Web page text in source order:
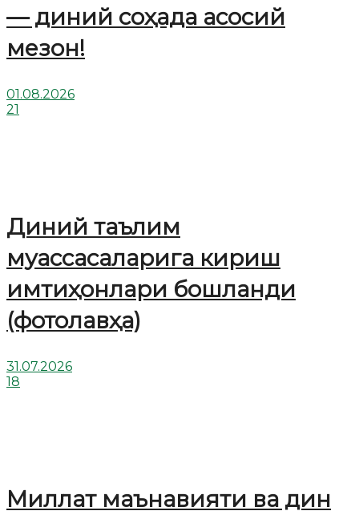
— диний соҳада асосий
мезон!
01.08.2026
21
Диний таълим
муассасаларига кириш
имтиҳонлари бошланди
(фотолавҳа)
31.07.2026
18
Миллат маънавияти ва дин